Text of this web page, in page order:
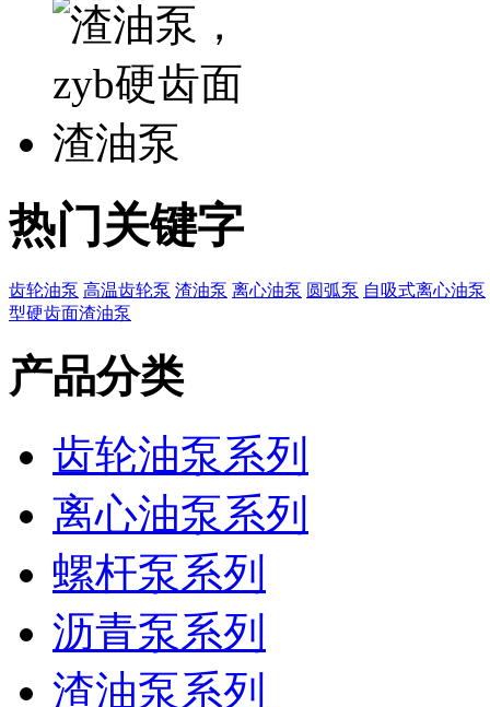
热门关键字
齿轮油泵 高温齿轮泵 渣油泵 离心油泵 圆弧泵 自吸式离心油泵
型硬齿面渣油泵
产品分类
齿轮油泵系列
离心油泵系列
螺杆泵系列
沥青泵系列
渣油泵系列